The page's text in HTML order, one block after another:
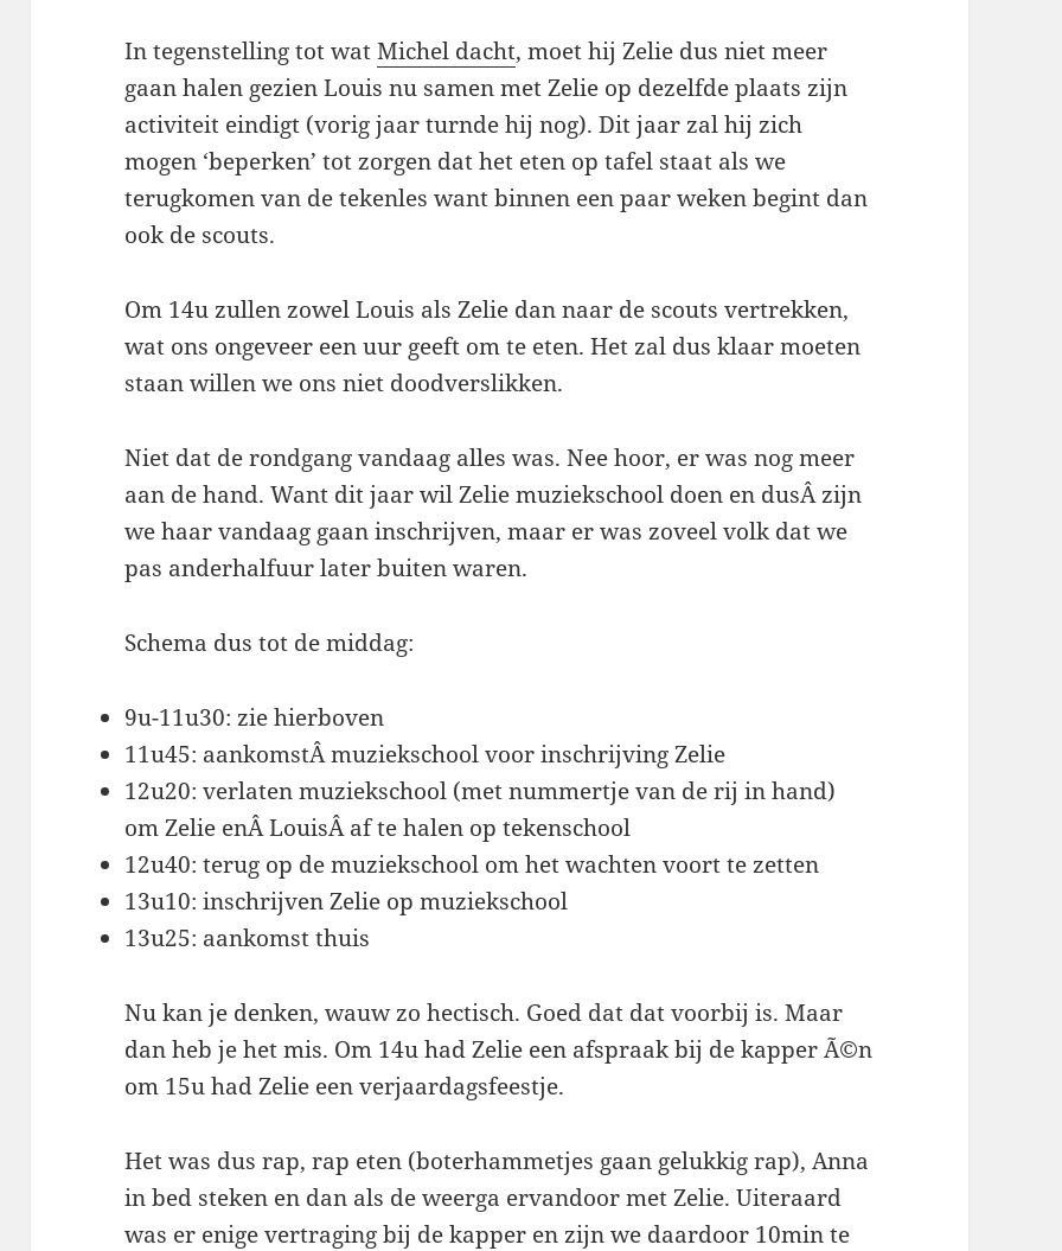
In tegenstelling tot watMichel dacht, moet hij Zelie dus niet meer
gaan halen gezien Louis nu samen met Zelie op dezelfde plaats zijn
activiteit eindigt (vorig jaar turnde hij nog). Dit jaar zal hij zich
mogen ‘beperken’ tot zorgen dat het eten op tafel staat als we
terugkomen van de tekenles want binnen een paar weken begint dan
ook de scouts.
Om 14u zullen zowel Louis als Zelie dan naar de scouts vertrekken,
wat ons ongeveer een uur geeft om te eten. Het zal dus klaar moeten
staan willen we ons niet doodverslikken.
Niet dat de rondgang vandaag alles was. Nee hoor, er was nog meer
aan de hand. Want dit jaar wil Zelie muziekschool doen en dusÂ zijn
we haar vandaag gaan inschrijven, maar er was zoveel volk dat we
pas anderhalfuur later buiten waren.
Schema dus tot de middag:
9u-11u30: zie hierboven
11u45: aankomstÂ muziekschool voor inschrijving Zelie
12u20: verlaten muziekschool (met nummertje van de rij in hand)
om Zelie enÂ LouisÂ af te halen op tekenschool
12u40: terug op de muziekschool om het wachten voort te zetten
13u10: inschrijven Zelie op muziekschool
13u25: aankomst thuis
Nu kan je denken, wauw zo hectisch. Goed dat dat voorbij is. Maar
dan heb je het mis. Om 14u had Zelie een afspraak bij de kapper Ã©n
om 15u had Zelie een verjaardagsfeestje.
Het was dus rap, rap eten (boterhammetjes gaan gelukkig rap), Anna
in bed steken en dan als de weerga ervandoor met Zelie. Uiteraard
was er enige vertraging bij de kapper en zijn we daardoor 10min te